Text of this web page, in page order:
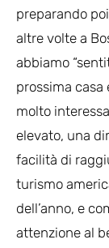
preparando
altre volte a
abbiamo
prossima
molto
elevato, una
facilità di
turismo
dell’anno, e
attenzione al